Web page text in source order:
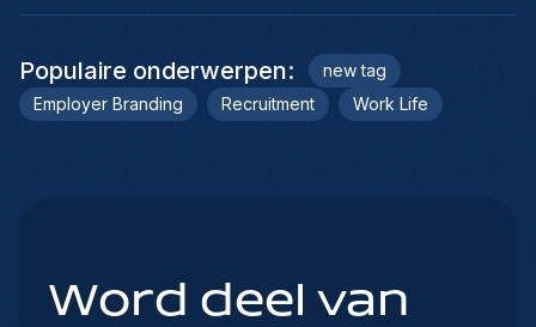
Populaire onderwerpen:
new tag
Employer Branding
Recruitment Work Life
Word deel van